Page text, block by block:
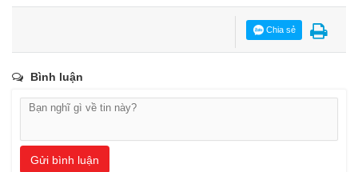
Chia sẻ
Bình luận
Gửi bình luận